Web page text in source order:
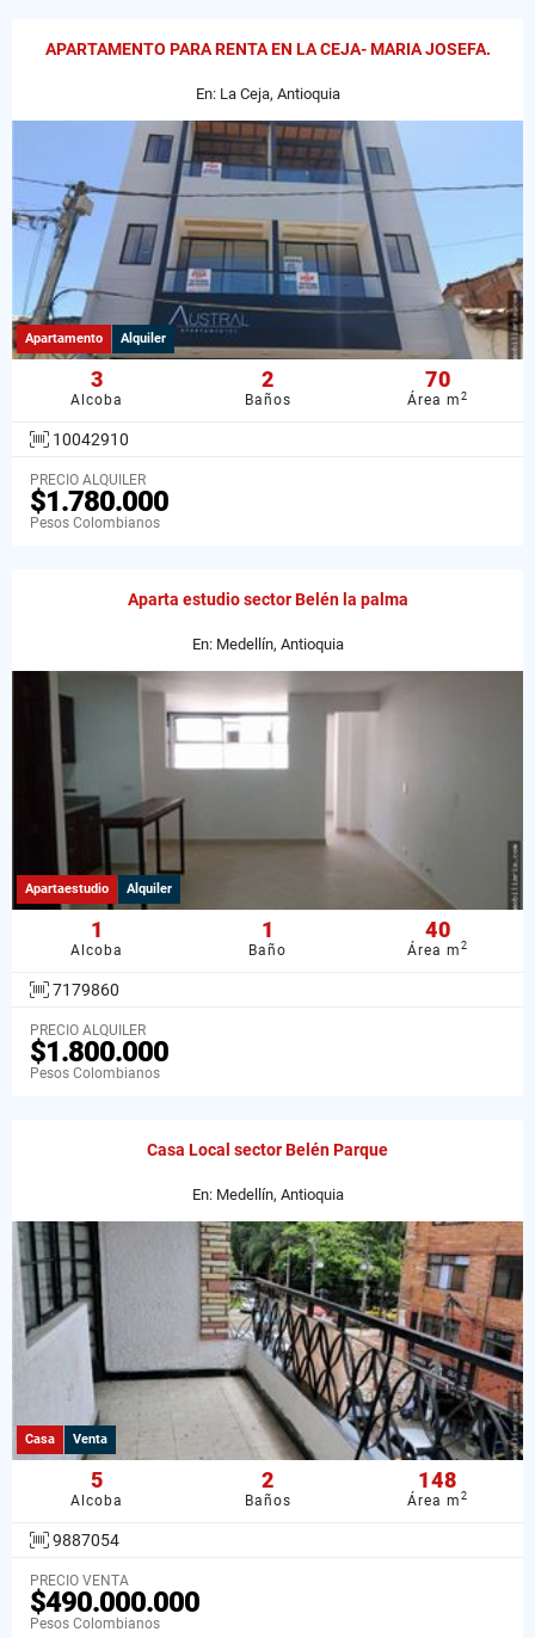
APARTAMENTO PARA RENTA EN LA CEJA- MARIA JOSEFA.
En: La Ceja, Antioquia
Apartamento Alquiler
3
Alcoba
2
Baños
70
Área m2
10042910
PRECIO ALQUILER
$1.780.000
Pesos Colombianos
Aparta estudio sector Belén la palma
En: Medellín, Antioquia
Apartaestudio Alquiler
1
Alcoba
1
Baño
40
Área m2
7179860
PRECIO ALQUILER
$1.800.000
Pesos Colombianos
Casa Local sector Belén Parque
En: Medellín, Antioquia
Casa Venta
5
Alcoba
2
Baños
148
Área m2
9887054
PRECIO VENTA
$490.000.000
Pesos Colombianos